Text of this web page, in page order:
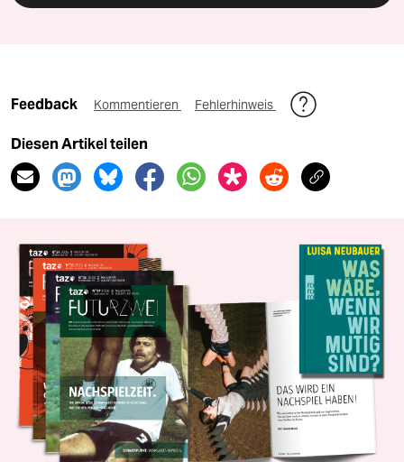
Feedback Kommentieren Fehlerhinweis
Diesen Artikel teilen